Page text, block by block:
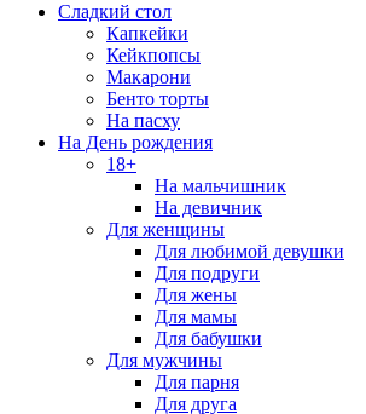
Сладкий стол
Капкейки
Кейкпопсы
Макарони
Бенто торты
На пасху
На День рождения
18+
На мальчишник
На девичник
Для женщины
Для любимой девушки
Для подруги
Для жены
Для мамы
Для бабушки
Для мужчины
Для парня
Для друга